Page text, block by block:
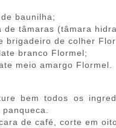
baunilha;
de tâmaras (tâmara
brigadeiro de colher
branco Flormel;
meio amargo Flormel.
bem todos os
de café, corte em